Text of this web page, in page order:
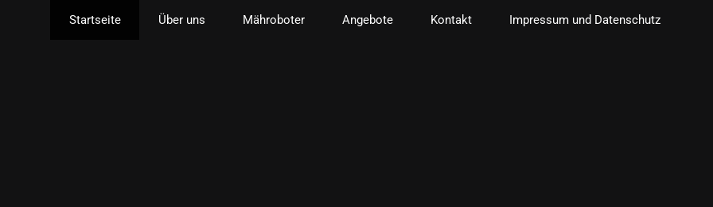
Startseite Über uns Mähroboter Angebote Kontakt Impressum und Datenschutz